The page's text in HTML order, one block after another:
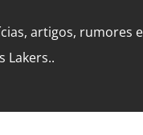
artigos, rumores e
Lakers..